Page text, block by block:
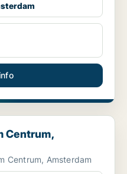
Centrum,
Centrum, Amsterdam